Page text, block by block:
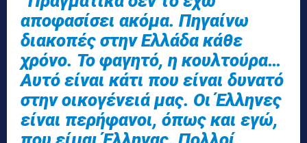
αποφασίσει ακόμα. Πηγαίνω
διακοπές στην Ελλάδα κάθε
χρόνο. Το φαγητό, η κουλτούρα…
Αυτό είναι κάτι που είναι δυνατό
στην οικογένειά μας. Οι Έλληνες
είναι περήφανοι, όπως και εγώ,